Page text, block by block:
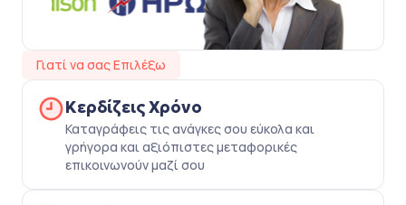
Γιατί να σας Επιλέξω
Κερδίζεις Χρόνο
Καταγράφεις τις ανάγκες σου εύκολα και
γρήγορα και αξιόπιστες μεταφορικές
επικοινωνούν μαζί σου